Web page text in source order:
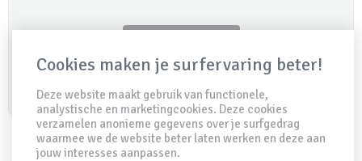
Cookies maken je surfervaring beter!
Deze website maakt gebruik van functionele,
analystische en marketingcookies. Deze cookies
verzamelen anonieme gegevens over je surfgedrag
waarmee we de website beter laten werken en deze aan
jouw interesses aanpassen.